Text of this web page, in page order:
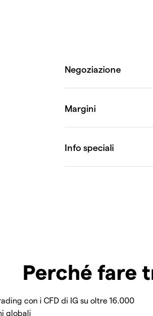
Perché fare
con i CFD di IG su oltre 16.000
globali